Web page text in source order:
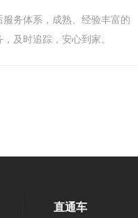
务体系，成熟、经验丰富的
及时追踪，安心到家。
直通车